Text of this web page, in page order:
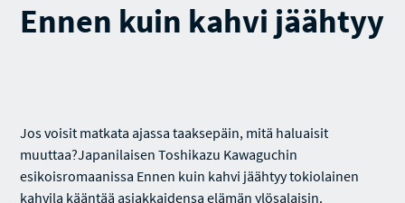
Ennen kuin kahvi jäähtyy
Jos voisit matkata ajassa taaksepäin, mitä haluaisit
muuttaa?Japanilaisen Toshikazu Kawaguchin
esikoisromaanissa Ennen kuin kahvi jäähtyy tokiolainen
kahvila kääntää asiakkaidensa elämän ylösalaisin.